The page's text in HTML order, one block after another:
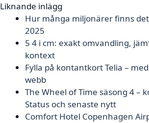
Liknande inlägg
Hur många miljonärer finns det
2025
5 4 i cm: exakt omvandling,
kontext
Fylla på kontantkort Telia –
webb
The Wheel of Time säsong 4 –
Status och senaste nytt
Comfort Hotel Copenhagen